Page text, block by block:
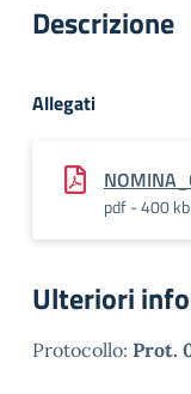
Descrizione
Allegati
pdf - 400 kb
Ulteriori
Protocollo: Prot.